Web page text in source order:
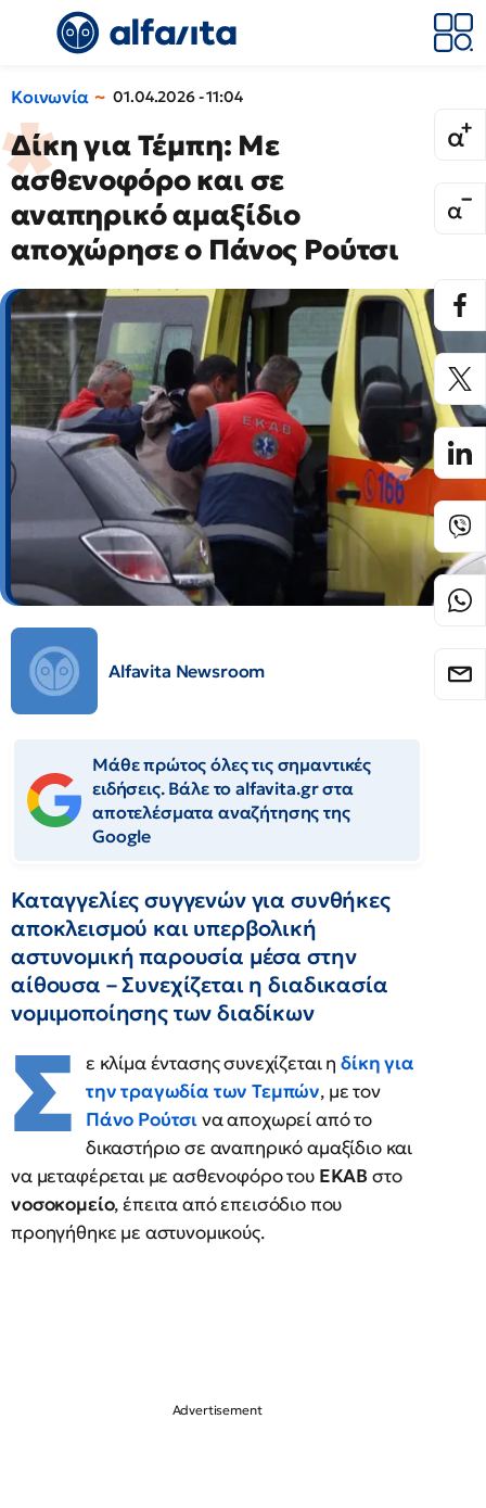
Κοινωνία 01.04.2026 - 11:04
Δίκη για Τέμπη: Με
ασθενοφόρο και σε
αναπηρικό αμαξίδιο
αποχώρησε ο Πάνος Ρούτσι
Alfavita Newsroom
Μάθε πρώτος όλες τις σημαντικές
ειδήσεις. Βάλε το alfavita.gr στα
αποτελέσματα αναζήτησης της
Google
Καταγγελίες συγγενών για συνθήκες
αποκλεισμού και υπερβολική
αστυνομική παρουσία μέσα στην
αίθουσα – Συνεχίζεται η διαδικασία
νομιμοποίησης των διαδίκων
Σ ε κλίμα έντασης συνεχίζεται ηδίκη για
την τραγωδία των Τεμπών, με τον
Πάνο Ρούτσινα αποχωρεί από το
δικαστήριο σε αναπηρικό αμαξίδιο και
να μεταφέρεται με ασθενοφόρο του ΕΚΑΒ στο
νοσοκομείο, έπειτα από επεισόδιο που
προηγήθηκε με αστυνομικούς.